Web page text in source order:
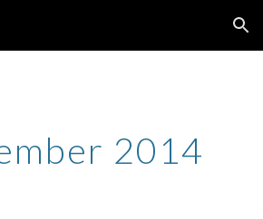
Skip to navigation
2014